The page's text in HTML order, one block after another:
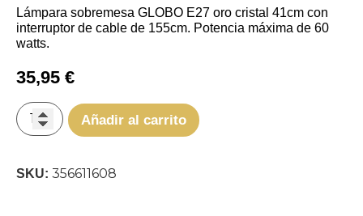
Lámpara sobremesa GLOBO E27 oro cristal 41cm con
interruptor de cable de 155cm. Potencia máxima de 60
watts.
35,95 €
Añadir al carrito
SKU: 356611608